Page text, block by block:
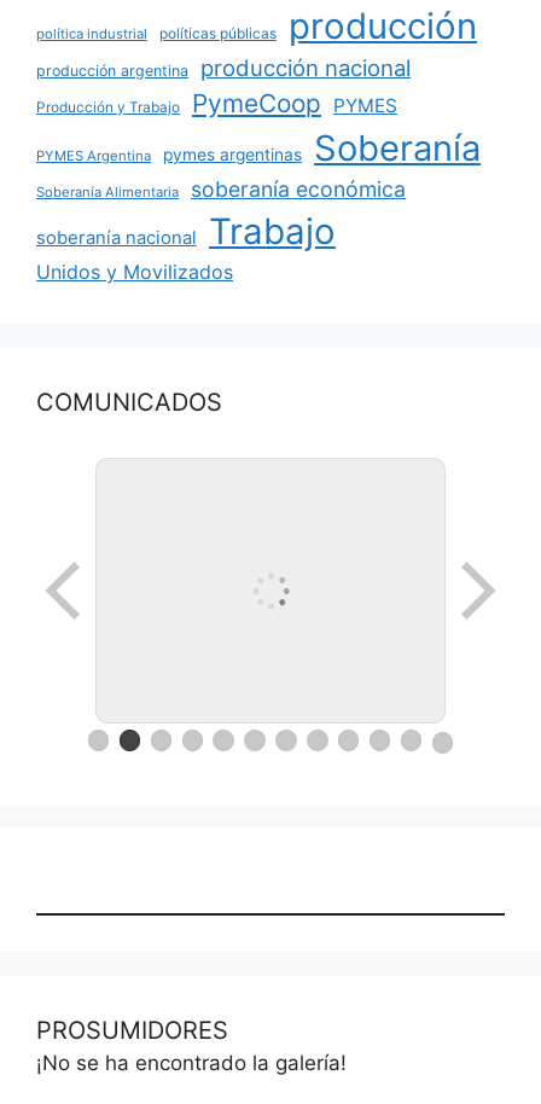
política industrial políticas públicas producción
producción argentina producción nacional
Producción y Trabajo PymeCoop PYMES
PYMES Argentina pymes argentinas Soberanía
Soberanía Alimentaria soberanía económica
soberanía nacional Trabajo
Unidos y Movilizados
COMUNICADOS
PROSUMIDORES
¡No se ha encontrado la galería!